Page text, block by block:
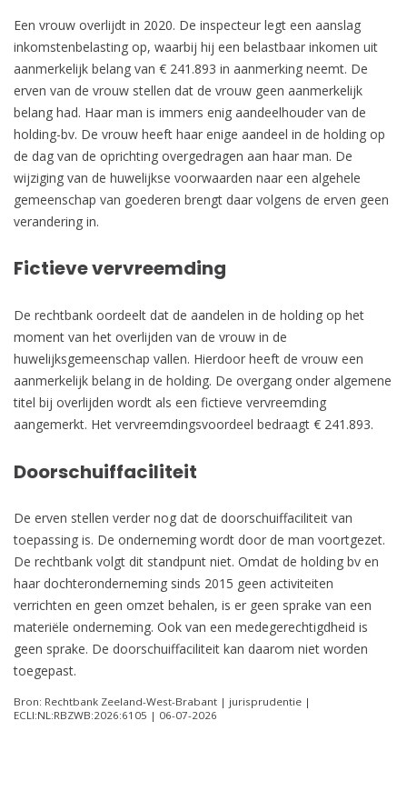
Een vrouw overlijdt in 2020. De inspecteur legt een aanslag
inkomstenbelasting op, waarbij hij een belastbaar inkomen uit
aanmerkelijk belang van € 241.893 in aanmerking neemt. De
erven van de vrouw stellen dat de vrouw geen aanmerkelijk
belang had. Haar man is immers enig aandeelhouder van de
holding-bv. De vrouw heeft haar enige aandeel in de holding op
de dag van de oprichting overgedragen aan haar man. De
wijziging van de huwelijkse voorwaarden naar een algehele
gemeenschap van goederen brengt daar volgens de erven geen
verandering in.
Fictieve vervreemding
De rechtbank oordeelt dat de aandelen in de holding op het
moment van het overlijden van de vrouw in de
huwelijksgemeenschap vallen. Hierdoor heeft de vrouw een
aanmerkelijk belang in de holding. De overgang onder algemene
titel bij overlijden wordt als een fictieve vervreemding
aangemerkt. Het vervreemdingsvoordeel bedraagt € 241.893.
Doorschuiffaciliteit
De erven stellen verder nog dat de doorschuiffaciliteit van
toepassing is. De onderneming wordt door de man voortgezet.
De rechtbank volgt dit standpunt niet. Omdat de holding bv en
haar dochteronderneming sinds 2015 geen activiteiten
verrichten en geen omzet behalen, is er geen sprake van een
materiële onderneming. Ook van een medegerechtigdheid is
geen sprake. De doorschuiffaciliteit kan daarom niet worden
toegepast.
Bron: Rechtbank Zeeland-West-Brabant | jurisprudentie |
ECLI:NL:RBZWB:2026:6105 | 06-07-2026